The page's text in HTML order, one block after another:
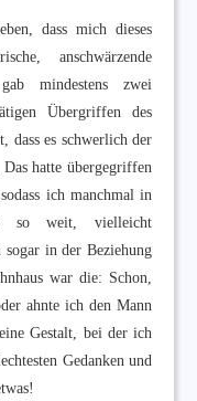
dass mich dieses
anschwärzende
mindestens zwei
Übergriffen des
dass es schwerlich der
hatte übergegriffen
ich manchmal in
so weit, vielleicht
sogar in der Beziehung
war die: Schon,
ahnte ich den Mann
Gestalt, bei der ich
Gedanken und